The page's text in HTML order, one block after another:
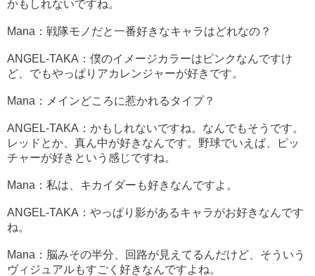
かもしれないですね。
Mana：戦隊モノだと一番好きなキャラはどれなの？
ANGEL-TAKA：僕のイメージカラーはピンクなんですけ
ど、でもやっぱりアカレンジャーが好きです。
Mana：メインどころに惹かれるタイプ？
ANGEL-TAKA：かもしれないですね。なんでもそうです。
レッドとか、真ん中が好きなんです。野球でいえば、ピッ
チャーが好きという感じですね。
Mana：私は、キカイダーも好きなんですよ。
ANGEL-TAKA：やっぱり影があるキャラがお好きなんです
ね。
Mana：脳みその半分、回路が見えてるんだけど、そういう
ヴィジュアルもすごく好きなんですよね。